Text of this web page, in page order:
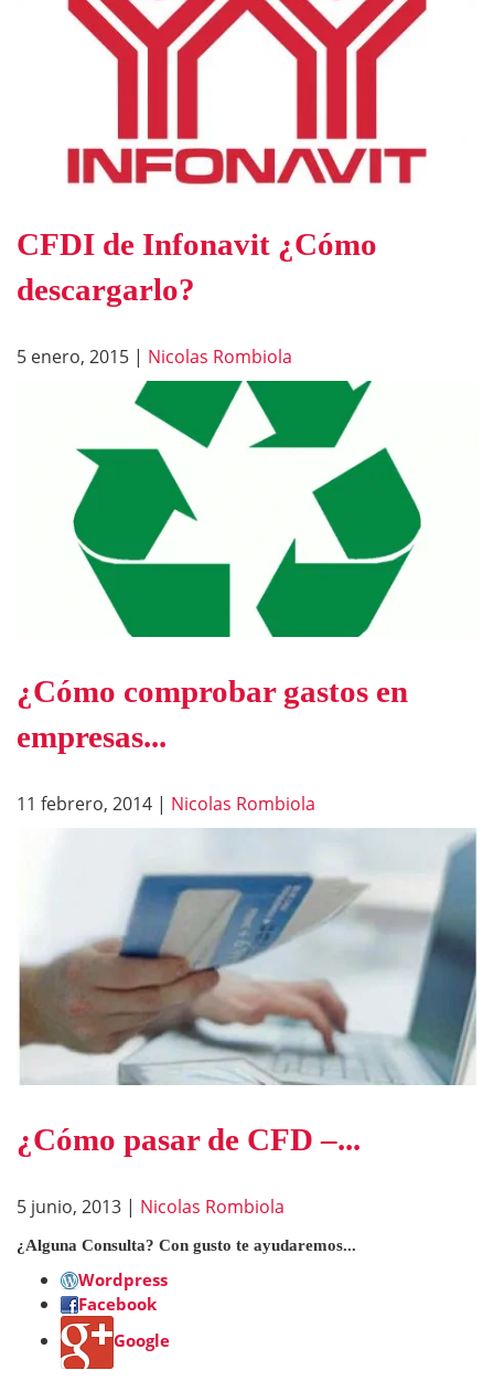
CFDI de Infonavit ¿Cómo
descargarlo?
5 enero, 2015 | Nicolas Rombiola
¿Cómo comprobar gastos en
empresas...
11 febrero, 2014 | Nicolas Rombiola
¿Cómo pasar de CFD –...
5 junio, 2013 | Nicolas Rombiola
¿Alguna Consulta? Con gusto te ayudaremos...
Wordpress
Facebook
Google